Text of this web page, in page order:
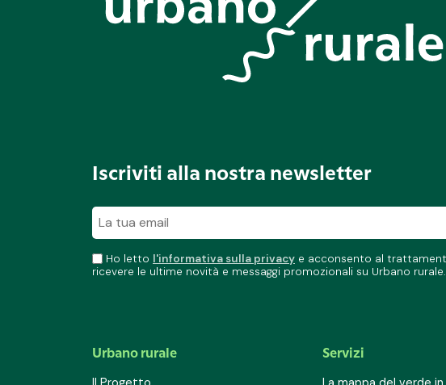
Iscriviti alla nostra newsletter
Ho letto l'informativa sulla privacy e acconsento al
ricevere le ultime novità e messaggi promozionali su Urbano rurale.
Urbano rurale Servizi